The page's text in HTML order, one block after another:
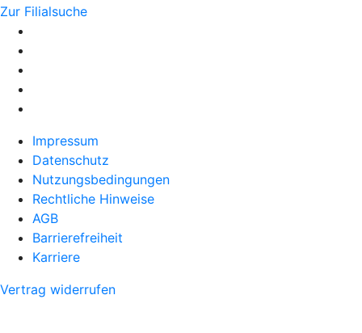
Zur Filialsuche
Impressum
Datenschutz
Nutzungsbedingungen
Rechtliche Hinweise
AGB
Barrierefreiheit
Karriere
Vertrag widerrufen